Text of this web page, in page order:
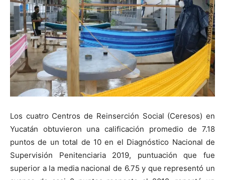
Los cuatro Centros de Reinserción Social (Ceresos) en
Yucatán obtuvieron una calificación promedio de 7.18
puntos de un total de 10 en el Diagnóstico Nacional de
Supervisión Penitenciaria 2019, puntuación que fue
superior a la media nacional de 6.75 y que representó un